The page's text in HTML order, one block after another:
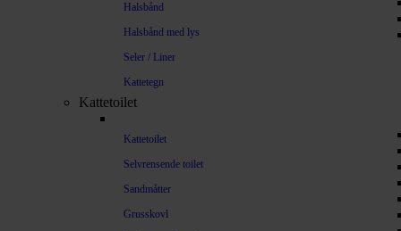
Halsbånd
Halsbånd med lys
Seler / Liner
Kattetegn
Kattetoilet
Kattetoilet
Selvrensende toilet
Sandmåtter
Grusskovl